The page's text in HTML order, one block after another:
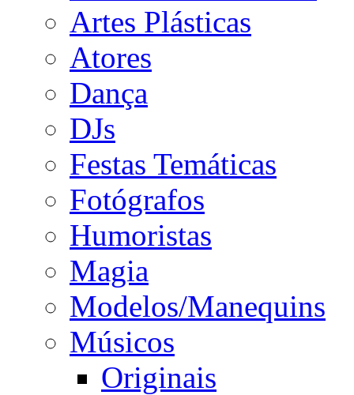
Artes Plásticas
Atores
Dança
DJs
Festas Temáticas
Fotógrafos
Humoristas
Magia
Modelos/Manequins
Músicos
Originais